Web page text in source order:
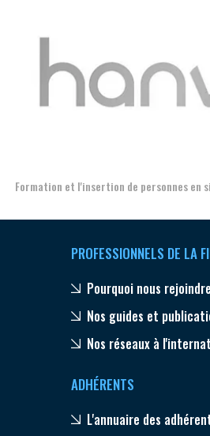
en situation de handicap
PROFESSIONNELS DE LA
Pourquoi nous
Nos guides et
Nos réseaux à
ADHÉRENTS
L'annuaire des